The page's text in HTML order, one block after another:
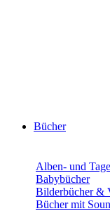
Bücher
Alben- und
Babybücher
Bilderbücher &
Bücher mit